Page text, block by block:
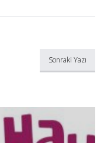
Sonraki Yazı